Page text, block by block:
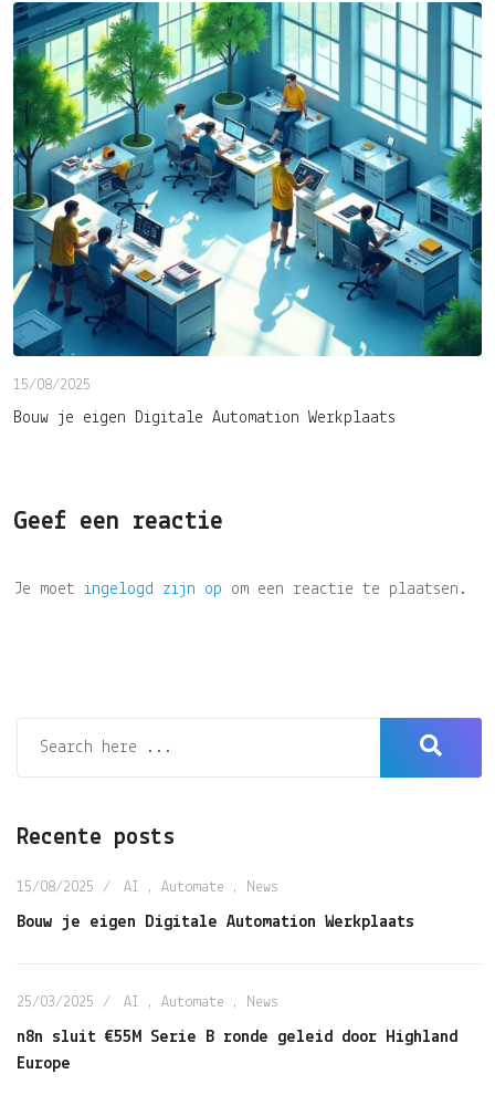
15/08/2025
Bouw je eigen Digitale Automation Werkplaats
Geef een reactie
Je moet ingelogd zijn op om een reactie te plaatsen.
Recente posts
15/08/2025 AI , Automate , News
Bouw je eigen Digitale Automation Werkplaats
25/03/2025 AI , Automate , News
n8n sluit €55M Serie B ronde geleid door Highland
Europe